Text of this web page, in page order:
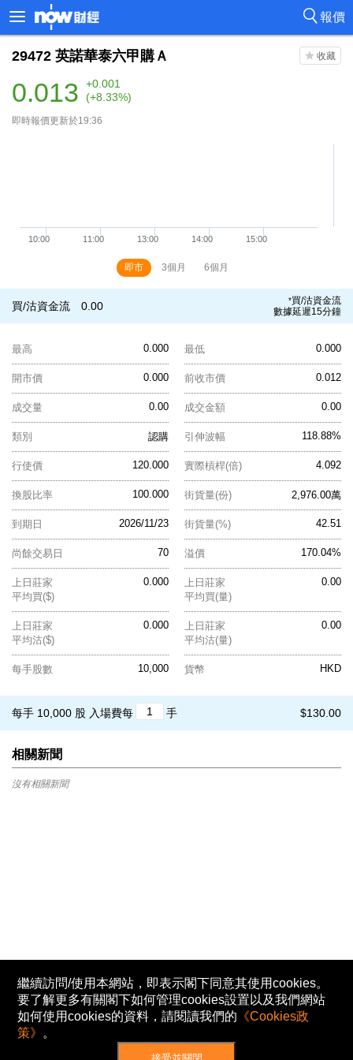
報價
29472 英諾華泰六甲購Ａ
0.013
+0.001
(+8.33%)
即時報價更新於19:36
即市 3個月 6個月
買/沽資金流 0.00 *買/沽資金流
數據延遲15分鐘
0.000
最高 0.000
最低
0.000
開市價 0.012
前收市價
0.00
成交量 0.00
成交金額
認購
類別 118.88%
引伸波幅
120.000
行使價 4.092
實際槓桿(倍)
100.000
換股比率 2,976.00萬
街貨量(份)
2026/11/23
到期日 42.51
街貨量(%)
70
尚餘交易日 170.04%
溢價
0.000
上日莊家
平均買($)
0.00
上日莊家
平均買(量)
0.000
上日莊家
平均沽($)
0.00
上日莊家
平均沽(量)
10,000
每手股數 HKD
貨幣
$130.00
每手 10,000 股 入場費每 手
相關新聞
沒有相關新聞
繼續訪問/使用本網站，即表示閣下同意其使用cookies。
要了解更多有關閣下如何管理cookies設置以及我們網站
如何使用cookies的資料，請閱讀我們的 《Cookies政
策》 。